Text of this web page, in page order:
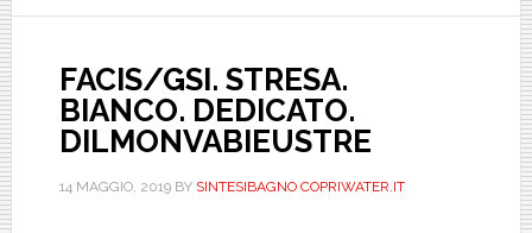
FACIS/GSI. STRESA.
BIANCO. DEDICATO.
DILMONVABIEUSTRE
14 MAGGIO, 2019BY SINTESIBAGNO COPRIWATER.IT